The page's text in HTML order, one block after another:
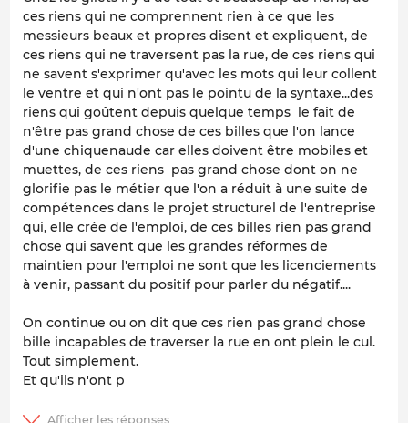
ces riens qui ne comprennent rien à ce que les
messieurs beaux et propres disent et expliquent, de
ces riens qui ne traversent pas la rue, de ces riens qui
ne savent s'exprimer qu'avec les mots qui leur collent
le ventre et qui n'ont pas le pointu de la syntaxe...des
riens qui goûtent depuis quelque temps le fait de
n'être pas grand chose de ces billes que l'on lance
d'une chiquenaude car elles doivent être mobiles et
muettes, de ces riens pas grand chose dont on ne
glorifie pas le métier que l'on a réduit à une suite de
compétences dans le projet structurel de l'entreprise
qui, elle crée de l'emploi, de ces billes rien pas grand
chose qui savent que les grandes réformes de
maintien pour l'emploi ne sont que les licenciements
à venir, passant du positif pour parler du négatif....
On continue ou on dit que ces rien pas grand chose
bille incapables de traverser la rue en ont plein le cul.
Tout simplement.
Et qu'ils n'ont p